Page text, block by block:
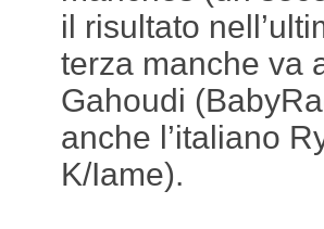
il risultato
terza manche va
Gahoudi
anche l’italiano
K/Iame).